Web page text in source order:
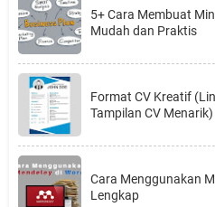
5+ Cara Membuat
Mudah dan Praktis
Format CV Kreatif
Tampilan CV Menarik)
Cara Menggunakan
Lengkap